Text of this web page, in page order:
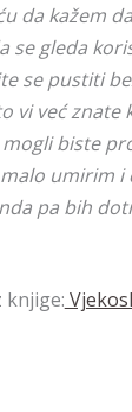
da kažem
se gleda
se pustiti
vi već znate
biste
umirim
pa bih
knjige: